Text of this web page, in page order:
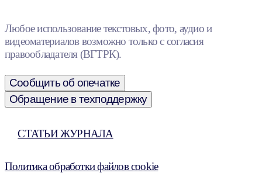
Любое использование текстовых, фото, аудио и
видеоматериалов возможно только с согласия
правообладателя (ВГТРК).
Сообщить об опечатке
Обращение в техподдержку
СТАТЬИ ЖУРНАЛА
Политика обработки файлов cookie